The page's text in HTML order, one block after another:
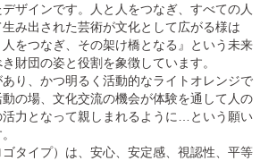
ザインです。人と人をつなぎ、すべての人
み出された芸術が文化として広がる様は
人をつなぎ、その架け橋となる』という未来
財団の姿と役割を象徴しています。
り、かつ明るく活動的なライトオレンジで
の場、文化交流の機会が体験を通して人の
力となって親しまれるように…という願い
タイプ）は、安心、安定感、視認性、平等